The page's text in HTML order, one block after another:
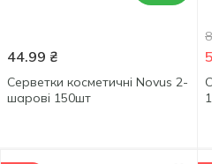
44.99 ₴
Серветки косметичні Novus 2-
шарові 150шт